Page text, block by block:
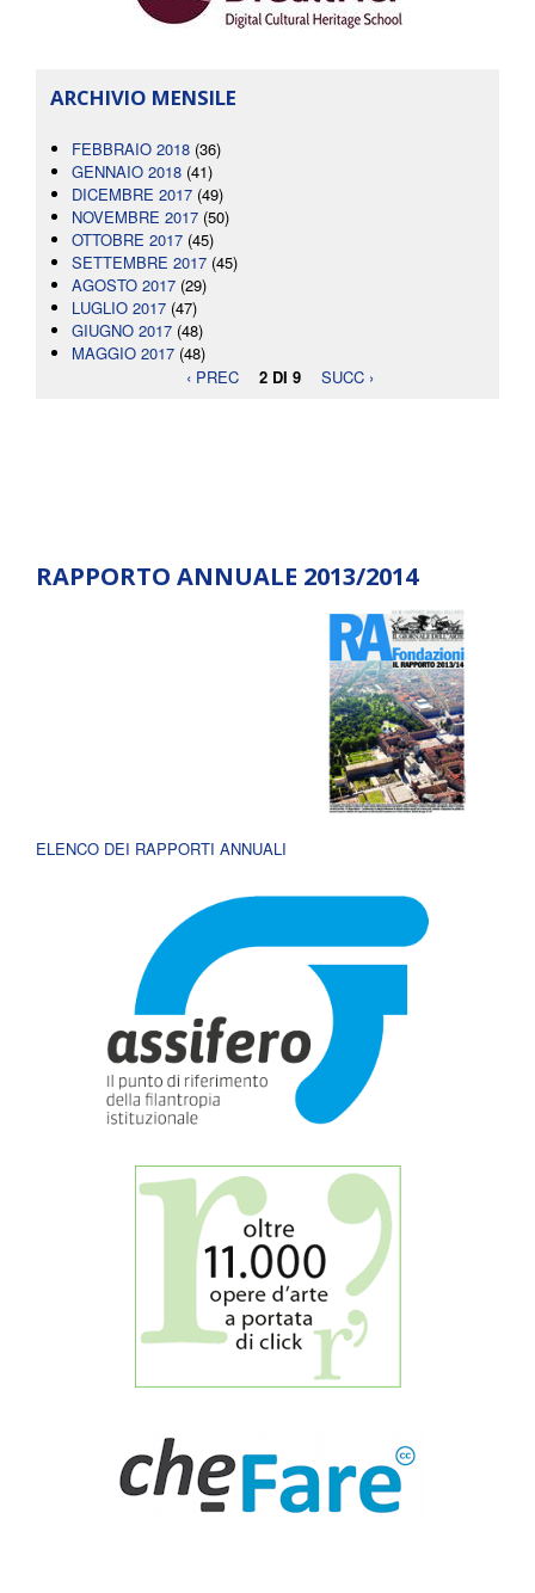
ARCHIVIO MENSILE
FEBBRAIO 2018 (36)
GENNAIO 2018 (41)
DICEMBRE 2017 (49)
NOVEMBRE 2017 (50)
OTTOBRE 2017 (45)
SETTEMBRE 2017 (45)
AGOSTO 2017 (29)
LUGLIO 2017 (47)
GIUGNO 2017 (48)
MAGGIO 2017 (48)
‹ PREC
2 DI 9 SUCC ›
RAPPORTO ANNUALE 2013/2014
ELENCO DEI RAPPORTI ANNUALI